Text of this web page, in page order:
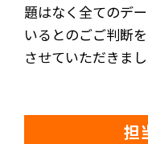
題はなく全てのデ
いるとのごご判断
させていただきまし
担